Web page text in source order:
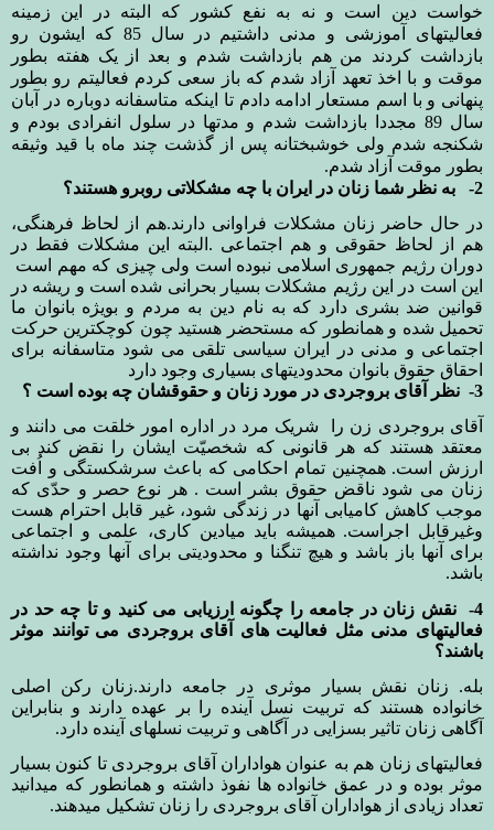
خواست دین است و نه به نفع کشور که البته در این زمینه
فعالیتهای آموزشی و مدنی داشتیم در سال 85 که ایشون رو
بازداشت کردند من هم بازداشت شدم و بعد از یک هفته بطور
موقت و با اخذ تعهد آزاد شدم که باز سعی کردم فعالیتم رو بطور
پنهانی و با اسم مستعار ادامه دادم تا اینکه متاسفانه دوباره در آبان
سال 89 مجددا بازداشت شدم
و مدتها در سلول انفرادی بودم و
شکنجه شدم ولی خوشبختانه پس از گذشت چند ماه با قید وثیقه
بطور موقت آزاد شدم.
2-
به نظر شما زنان در ایران با چه مشکلاتی روبرو هستند؟
در حال حاضر زنان مشکلات فراوانی دارند.هم از لحاظ فرهنگی،
هم از لحاظ حقوقی و هم اجتماعی .البته این مشکلات فقط در
دوران رژیم جمهوری اسلامی نبوده است ولی چیزی که مهم است
این است در این رژیم مشکلات بسیار بحرانی شده است و ریشه در
قوانین ضد بشری دارد که به نام دین به مردم و بویژه بانوان ما
تحمیل شده و همانطور که مستحضر هستید چون کوچکترین حرکت
اجتماعی و مدنی در ایران سیاسی تلقی می شود متاسفانه برای
احقاق حقوق بانوان محدودیتهای بسیاری وجود دارد
3-
نظر آقای بروجردی در مورد زنان و حقوقشان چه بوده است ؟
آقای بروجردی زن را
شریک مرد در اداره امور خلقت می دانند و
معتقد هستند که هر قانونی که شخصیّت ایشان را نقض کند بی
ارزش است. همچنین تمام احکامی که باعث سرشکستگی و اُفت
زنان می شود ناقض حقوق بشر است . هر نوع حصر و حدّی که
موجب کاهش کامیابی آنها در زندگی شود، غیر قابل احترام هست
وغیرقابل اجراست. همیشه باید میادین کاری، علمی و اجتماعی
برای آنها باز باشد و هیچ تنگنا و محدودیتی برای آنها وجود نداشته
باشد.
4-
نقش زنان در جامعه را چگونه ارزیابی می کنید و تا چه حد در
فعالیتهای مدنی مثل فعالیت های آقای بروجردی می توانند موثر
باشند؟
بله. زنان نقش بسیار موثری در جامعه دارند.زنان رکن اصلی
خانواده هستند که تربیت نسل آینده را بر عهده دارند و بنابراین
آگاهی زنان تاثیر بسزایی در آگاهی و تربیت نسلهای آینده دارد.
فعالیتهای زنان هم به عنوان هواداران آقای بروجردی تا کنون بسیار
موثر بوده و در عمق خانواده ها نفوذ داشته و همانطور که میدانید
تعداد زیادی از هواداران آقای بروجردی را زنان تشکیل میدهند.